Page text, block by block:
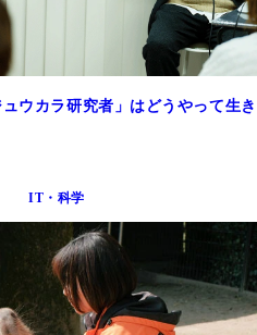
ウカラ研究者」はどうやって生き
IT・科学